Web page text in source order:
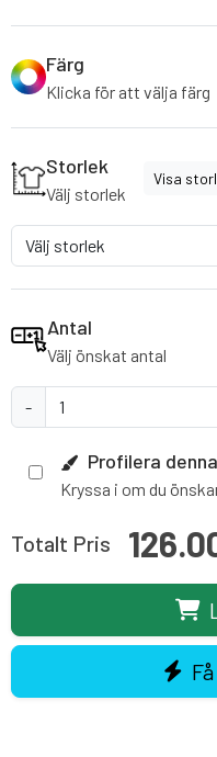
Färg
Klicka för att välja färg
Storlek
Välj storlek
Visa
Antal
Välj önskat antal
-
Profilera
Kryssa i om du
Totalt Pris